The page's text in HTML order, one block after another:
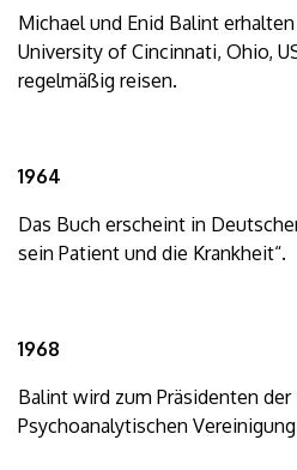
Michael und Enid Balint
University of Cincinnati, Ohio,
regelmäßig reisen.
1964
Das Buch erscheint in
sein Patient und die Krankheit“.
1968
Balint wird zum Präsidenten
Psychoanalytischen